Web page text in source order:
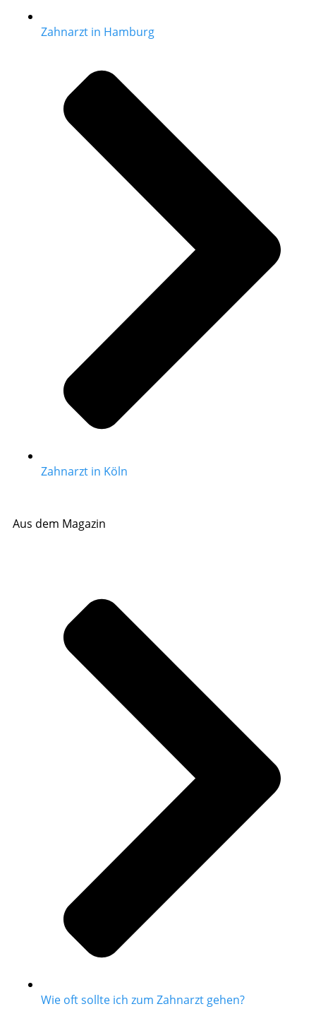
Zahnarzt in Hamburg
Zahnarzt in Köln
Aus dem Magazin
Wie oft sollte ich zum Zahnarzt gehen?